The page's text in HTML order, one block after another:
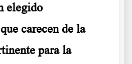
elegido
carecen de la
para la